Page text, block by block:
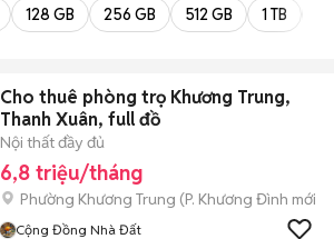
128 GB 256 GB 512 GB 1 TB
Cho thuê phòng trọ Khương Trung,
Thanh Xuân, full đồ
Nội thất đầy đủ
6,8 triệu/tháng
Phường Khương Trung (P. Khương Đình mới)
Cộng Đồng Nhà Đất